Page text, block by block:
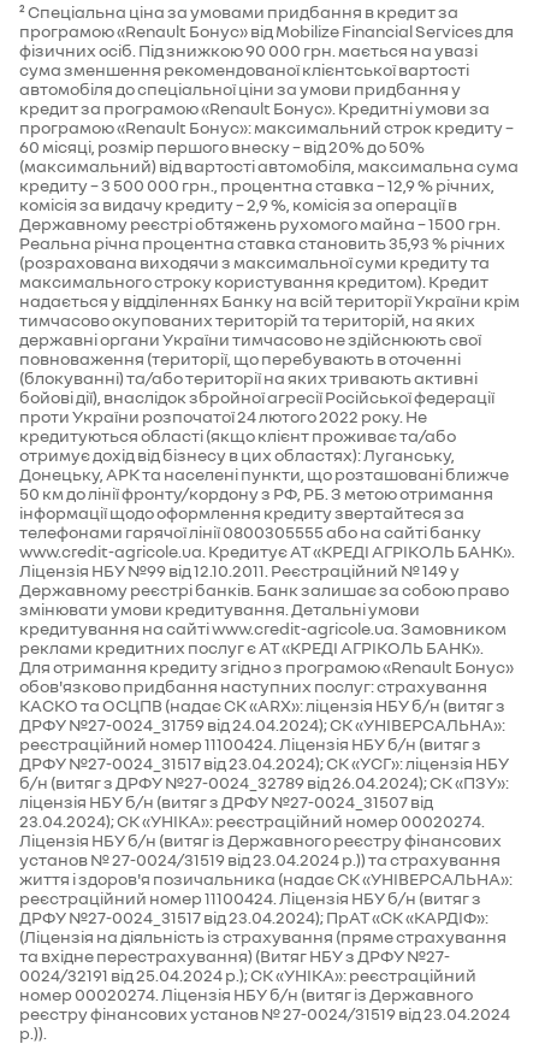
² Спеціальна ціна за умовами придбання в кредит за
програмою «Renault Бонус» від Mobilize Financial Services для
фізичних осіб. Під знижкою 90 000 грн. мається на увазі
сума зменшення рекомендованої клієнтської вартості
автомобіля до спеціальної ціни за умови придбання у
кредит за програмою «Renault Бонус». Кредитні умови за
програмою «Renault Бонус»: максимальний строк кредиту –
60 місяці, розмір першого внеску – від 20% до 50%
(максимальний) від вартості автомобіля, максимальна сума
кредиту – 3 500 000 грн., процентна ставка – 12,9 % річних,
комісія за видачу кредиту – 2,9 %, комісія за операції в
Державному реєстрі обтяжень рухомого майна – 1500 грн.
Реальна річна процентна ставка становить 35,93 % річних
(розрахована виходячи з максимальної суми кредиту та
максимального строку користування кредитом). Кредит
надається у відділеннях Банку на всій території України крім
тимчасово окупованих територій та територій, на яких
державні органи України тимчасово не здійснюють свої
повноваження (території, що перебувають в оточенні
(блокуванні) та/або території на яких тривають активні
бойові дії), внаслідок збройної агресії Російської федерації
проти України розпочатої 24 лютого 2022 року. Не
кредитуються області (якщо клієнт проживає та/або
отримує дохід від бізнесу в цих областях): Луганську,
Донецьку, АРК та населені пункти, що розташовані ближче
50 км до лінії фронту/кордону з РФ, РБ. З метою отримання
інформації щодо оформлення кредиту звертайтеся за
телефонами гарячої лінії 0800305555 або на сайті банку
www.credit-agricole.ua. Кредитує АТ «КРЕДІ АГРІКОЛЬ БАНК».
Ліцензія НБУ №99 від 12.10.2011. Реєстраційний № 149 у
Державному реєстрі банків. Банк залишає за собою право
змінювати умови кредитування. Детальні умови
кредитування на сайті www.credit-agricole.ua. Замовником
реклами кредитних послуг є АТ «КРЕДІ АГРІКОЛЬ БАНК».
Для отримання кредиту згідно з програмою «Renault Бонус»
обов'язково придбання наступних послуг: страхування
КАСКО та ОСЦПВ (надає СК «ARX»: ліцензія НБУ б/н (витяг з
ДРФУ №27-0024_31759 від 24.04.2024); СК «УНІВЕРСАЛЬНА»:
реєстраційний номер 11100424. Ліцензія НБУ б/н (витяг з
ДРФУ №27-0024_31517 від 23.04.2024); СК «УСГ»: ліцензія НБУ
б/н (витяг з ДРФУ №27-0024_32789 від 26.04.2024); СК «ПЗУ»:
ліцензія НБУ б/н (витяг з ДРФУ №27-0024_31507 від
23.04.2024); СК «УНІКА»: реєстраційний номер 00020274.
Ліцензія НБУ б/н (витяг із Державного реєстру фінансових
установ № 27-0024/31519 від 23.04.2024 р.)) та страхування
життя і здоров'я позичальника (надає СК «УНІВЕРСАЛЬНА»:
реєстраційний номер 11100424. Ліцензія НБУ б/н (витяг з
ДРФУ №27-0024_31517 від 23.04.2024); ПрАТ «СК «КАРДІФ»:
(Ліцензія на діяльність із страхування (пряме страхування
та вхідне перестрахування) (Витяг НБУ з ДРФУ №27-
0024/32191 від 25.04.2024 р.); СК «УНІКА»: реєстраційний
номер 00020274. Ліцензія НБУ б/н (витяг із Державного
реєстру фінансових установ № 27-0024/31519 від 23.04.2024
р.)).